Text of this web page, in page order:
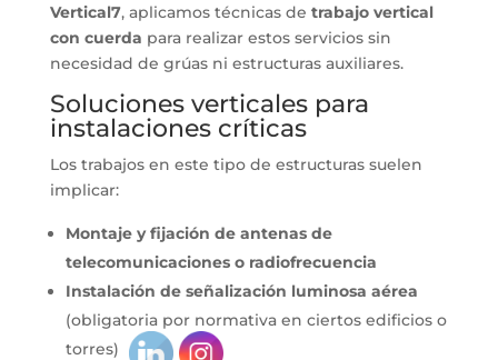
Vertical7, aplicamos técnicas de trabajo vertical
con cuerda para realizar estos servicios sin
necesidad de grúas ni estructuras auxiliares.
Soluciones verticales para
instalaciones críticas
Los trabajos en este tipo de estructuras suelen
implicar:
Montaje y fijación de antenas de
telecomunicaciones o radiofrecuencia
Instalación de señalización luminosa aérea
(obligatoria por normativa en ciertos edificios o
torres)